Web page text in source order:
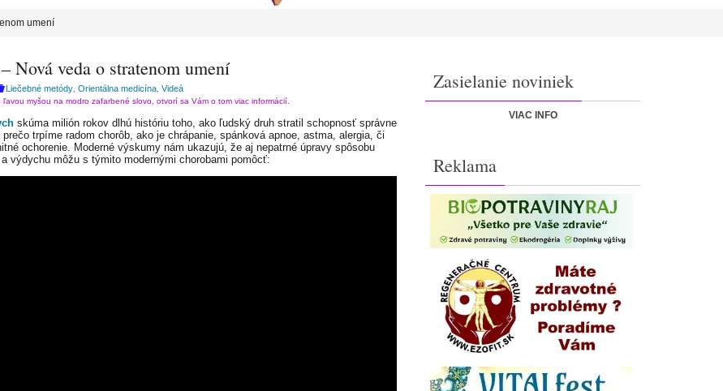
umení
Nová veda o stratenom umení
Liečebné metódy, Orientálna medicína, Videá
ľavou myšou na modro zafarbené slovo, otvorí sa Vám o tom viac informácií.
skúma milión rokov dlhú históriu toho, ako ľudský druh stratil schopnosť správne
trpíme radom chorôb, ako je chrápanie, spánková apnoe, astma, alergia, či
ochorenie. Moderné výskumy nám ukazujú, že aj nepatrné úpravy spôsobu
výdychu môžu s týmito modernými chorobami pomôcť:
Zasielanie noviniek
VIAC INFO
Reklama